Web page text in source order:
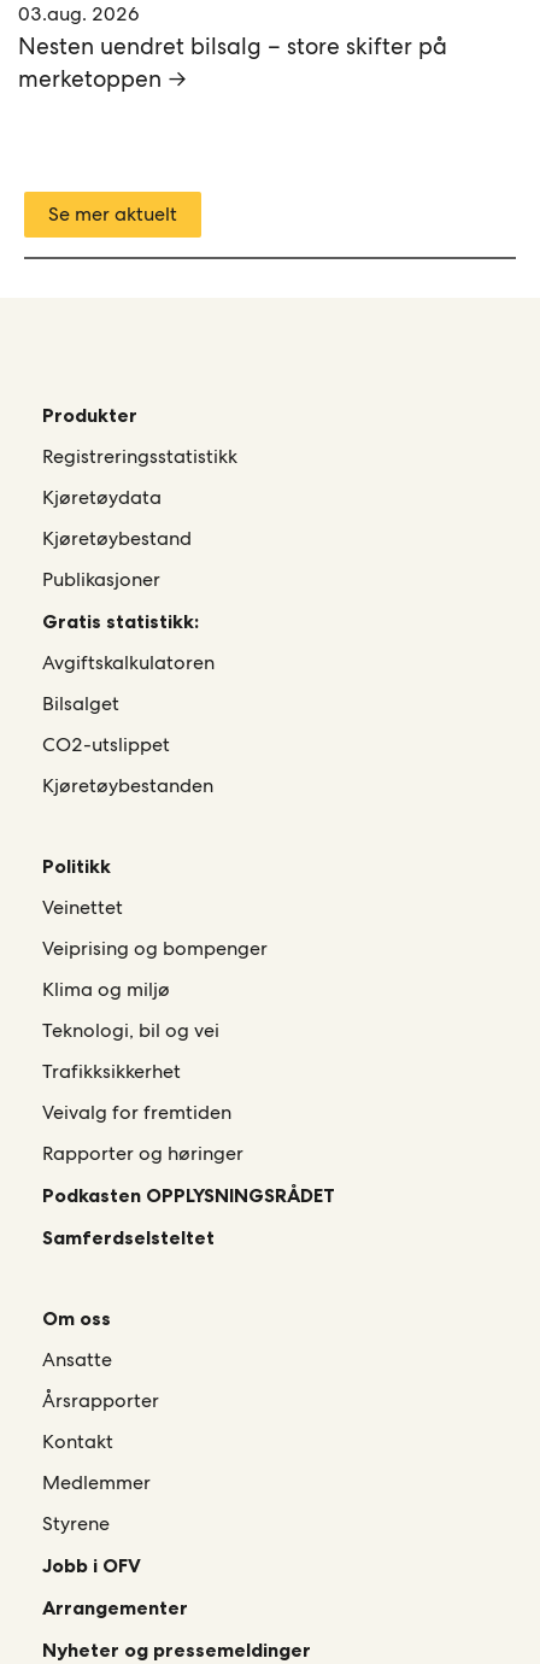
03.aug. 2026
Nesten uendret bilsalg – store skifter på
merketoppen →
Se mer aktuelt
Produkter
Registreringsstatistikk
Kjøretøydata
Kjøretøybestand
Publikasjoner
Gratis statistikk:
Avgiftskalkulatoren
Bilsalget
CO2-utslippet
Kjøretøybestanden
Politikk
Veinettet
Veiprising og bompenger
Klima og miljø
Teknologi, bil og vei
Trafikksikkerhet
Veivalg for fremtiden
Rapporter og høringer
Podkasten OPPLYSNINGSRÅDET
Samferdselsteltet
Om oss
Ansatte
Årsrapporter
Kontakt
Medlemmer
Styrene
Jobb i OFV
Arrangementer
Nyheter og pressemeldinger